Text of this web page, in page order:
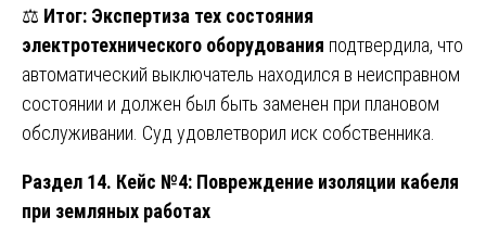
⚖️ Итог: Экспертиза тех состояния
электротехнического оборудования подтвердила, что
автоматический выключатель находился в неисправном
состоянии и должен был быть заменен при плановом
обслуживании. Суд удовлетворил иск собственника.
Раздел 14. Кейс №4: Повреждение изоляции кабеля
при земляных работах